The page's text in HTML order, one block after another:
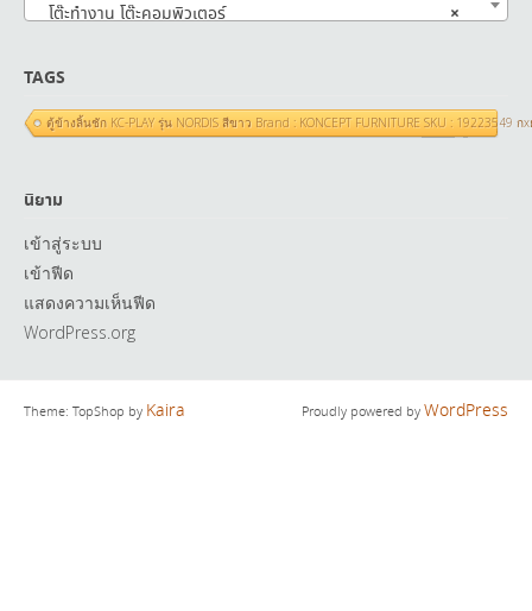
×
โต๊ะทำงาน โต๊ะคอมพิวเตอร์
TAGS
ตู้ข้างลิ้นชัก KC-PLAY รุ่น NORDIS สีขาว Brand : KONCEPT FURNITURE SKU : 19223549 ก
นิยาม
เข้าสู่ระบบ
เข้าฟีด
แสดงความเห็นฟีด
WordPress.org
Theme: TopShop by Kaira Proudly powered byWordPress